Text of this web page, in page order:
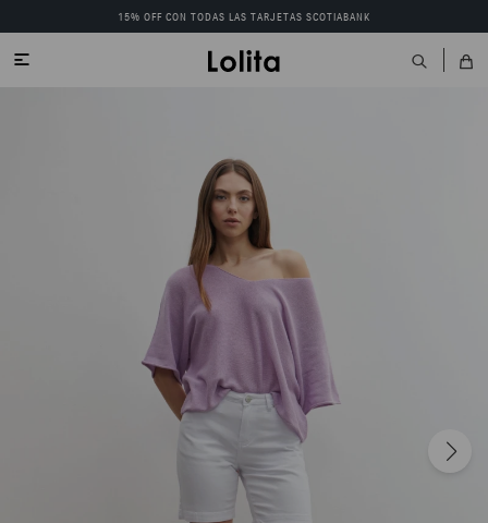
15% OFF CON TODAS LAS TARJETAS SCOTIABANK
